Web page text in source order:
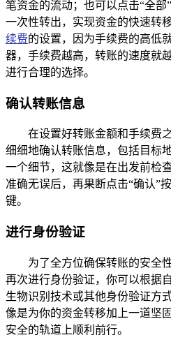
笔资金的流动；也可以点击“全
一次性转出，实现资金的快速转
续费的设置，因为手续费的高低
器，手续费越高，转账的速度就
进行合理的选择。
确认转账信息
在设置好转账金额和手续费
细细地确认转账信息，包括目标
一个细节，这就像是在出发前检
准确无误后，再果断点击“确认”
键。
进行身份验证
为了全方位确保转账的安全
再次进行身份验证，你可以根据
生物识别技术或其他身份验证方
像是为你的资金转移加上一道坚
安全的轨道上顺利前行。